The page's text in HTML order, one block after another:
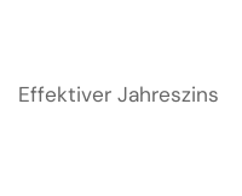
Effektiver Jahreszins